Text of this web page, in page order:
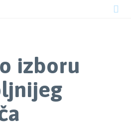

izboru